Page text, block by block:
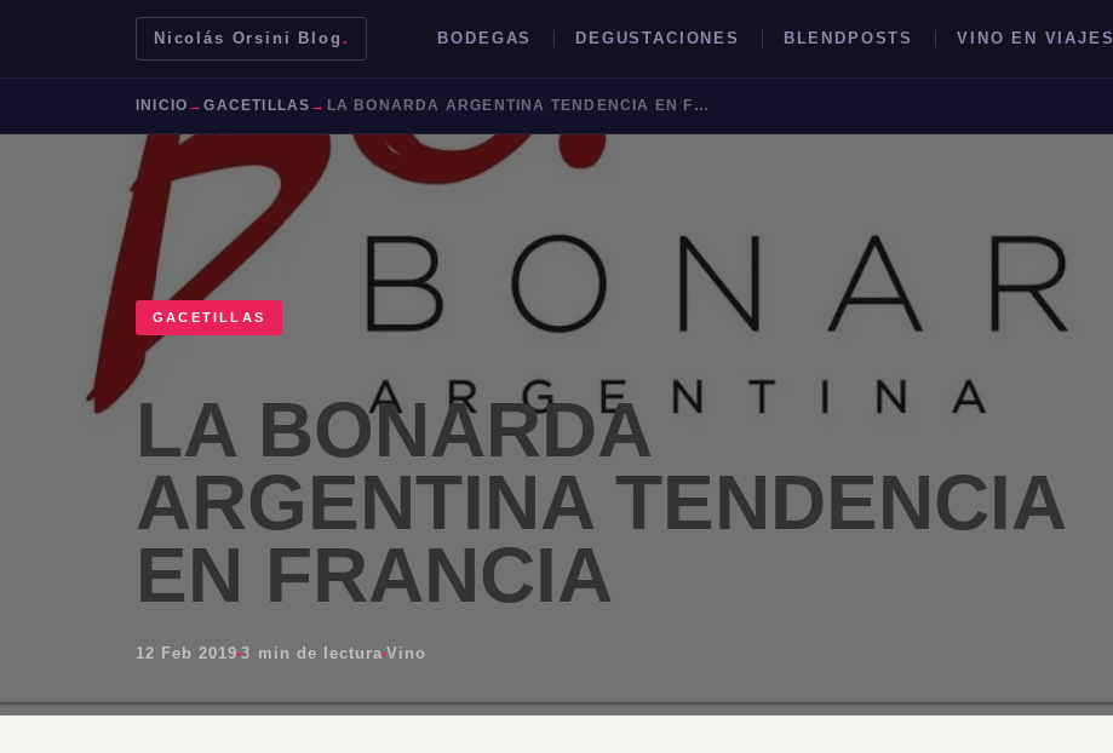
Nicolás Orsini Blog . BODEGAS DEGUSTACIONES BLENDPOSTS VINO EN VIAJES
BUSCAR →
Mendoza Malbec Bodegas Jujuy
INICIO →GACETILLAS → LA BONARDA ARGENTINA TENDENCIA EN FRANCIA
GACETILLAS
LA BONARDA
ARGENTINA TENDENCIA
EN FRANCIA
12 Feb 2019 3 min de lectura Vino